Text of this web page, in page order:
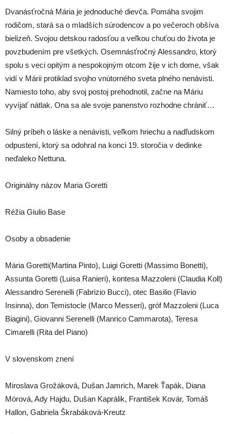
Dvanásťročná Mária je jednoduché dievča. Pomáha svojim
rodičom, stará sa o mladších súrodencov a po večeroch obšíva
bielizeň. Svojou detskou radosťou a veľkou chuťou do života je
povzbudením pre všetkých. Osemnásťročný Alessandro, ktorý
spolu s veci opitým a nespokojným otcom žije v ich dome, však
vidí v Márii protiklad svojho vnútorného sveta plného nenávisti.
Namiesto toho, aby svoj postoj prehodnotil, začne na Máriu
vyvíjať nátlak. Ona sa ale svoje panenstvo rozhodne chrániť…
Silný príbeh o láske a nenávisti, veľkom hriechu a nadľudskom
odpustení, ktorý sa odohral na konci 19. storočia v dedinke
neďaleko Nettuna.
Originálny názov Maria Goretti
Réžia Giulio Base
Osoby a obsadenie
Mária Goretti(Martina Pinto), Luigi Goretti (Massimo Bonetti),
Assunta Goretti (Luisa Ranieri), kontesa Mazzoleni (Claudia Koll)
Alessandro Serenelli (Fabrizio Bucci), otec Basilio (Flavio
Insinna), don Temistocle (Marco Messeri), gróf Mazzoleni (Luca
Biagini), Giovanni Serenelli (Manrico Cammarota), Teresa
Cimarelli (Rita del Piano)
V slovenskom znení
Miroslava Grožáková, Dušan Jamrich, Marek Ťapák, Diana
Mórová, Ady Hajdu, Dušan Kaprálik, František Kovár, Tomáš
Hallon, Gabriela Škrabáková-Kreutz